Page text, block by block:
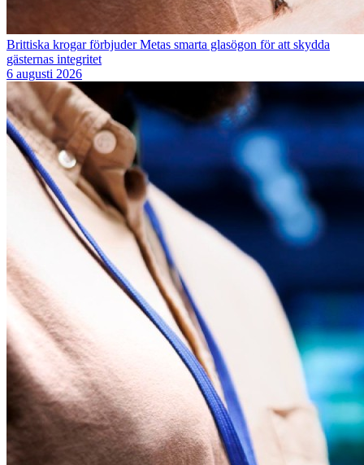
Brittiska krogar förbjuder Metas smarta glasögon för att skydda
gästernas integritet
6 augusti 2026